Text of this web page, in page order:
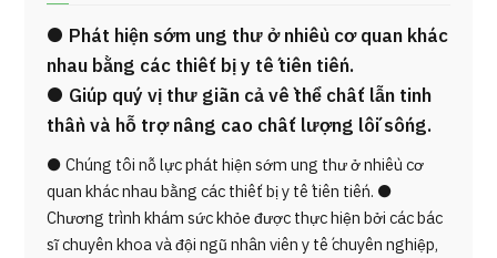
● Phát hiện sớm ung thư ở nhiều cơ quan khác
nhau bằng các thiết bị y tế tiên tiến.
● Giúp quý vị thư giãn cả về thể chất lẫn tinh
thần và hỗ trợ nâng cao chất lượng lối sống.
● Chúng tôi nỗ lực phát hiện sớm ung thư ở nhiều cơ
quan khác nhau bằng các thiết bị y tế tiên tiến. ●
Chương trình khám sức khỏe được thực hiện bởi các bác
sĩ chuyên khoa và đội ngũ nhân viên y tế chuyên nghiệp,